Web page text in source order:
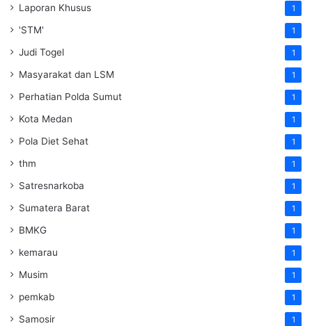
Laporan Khusus 1
'STM' 1
Judi Togel 1
Masyarakat dan LSM 1
Perhatian Polda Sumut 1
Kota Medan 1
Pola Diet Sehat 1
thm 1
Satresnarkoba 1
Sumatera Barat 1
BMKG 1
kemarau 1
Musim 1
pemkab 1
Samosir 1